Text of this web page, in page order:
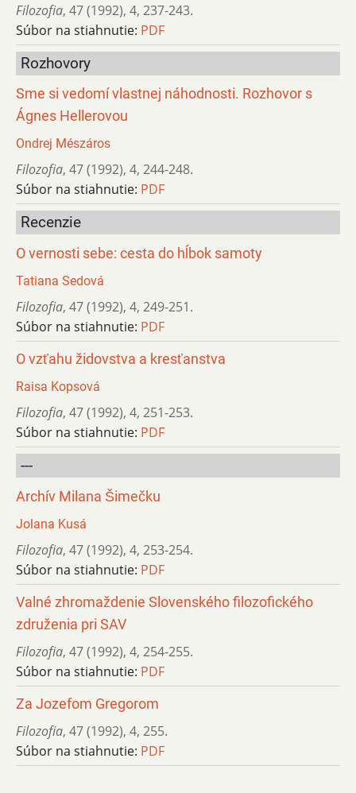
Filozofia, 47 (1992), 4, 237-243.
Súbor na stiahnutie: PDF
Rozhovory
Sme si vedomí vlastnej náhodnosti. Rozhovor s
Ágnes Hellerovou
Ondrej Mészáros
Filozofia, 47 (1992), 4, 244-248.
Súbor na stiahnutie: PDF
Recenzie
O vernosti sebe: cesta do hĺbok samoty
Tatiana Sedová
Filozofia, 47 (1992), 4, 249-251.
Súbor na stiahnutie: PDF
O vzťahu židovstva a kresťanstva
Raisa Kopsová
Filozofia, 47 (1992), 4, 251-253.
Súbor na stiahnutie: PDF
---
Archív Milana Šimečku
Jolana Kusá
Filozofia, 47 (1992), 4, 253-254.
Súbor na stiahnutie: PDF
Valné zhromaždenie Slovenského filozofického
združenia pri SAV
Filozofia, 47 (1992), 4, 254-255.
Súbor na stiahnutie: PDF
Za Jozefom Gregorom
Filozofia, 47 (1992), 4, 255.
Súbor na stiahnutie: PDF